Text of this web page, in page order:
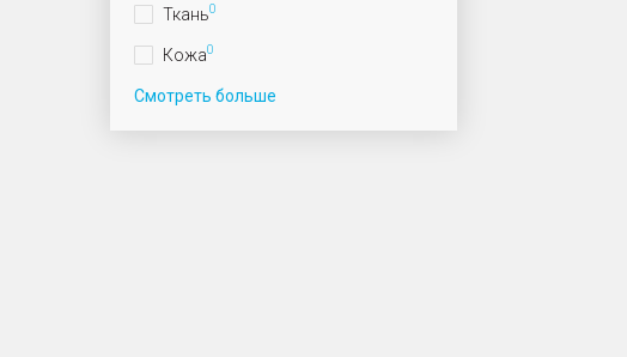
Ткань0
Кожа0
Смотреть больше